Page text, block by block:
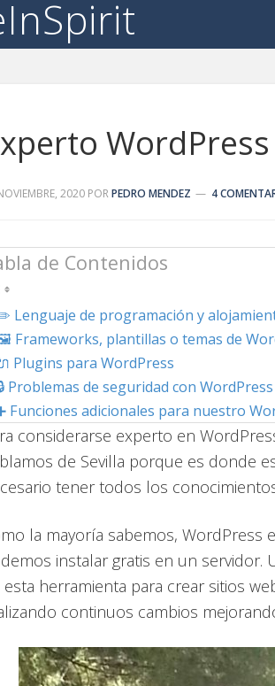
2020 PORPEDRO MENDEZ 4
de Contenidos
Lenguaje de programación y
Frameworks, plantillas o temas de
Plugins para WordPress
Problemas de seguridad con WordPress
Funciones adicionales para nuestro
considerarse experto en
de Sevilla porque es donde
tener todos los
la mayoría sabemos, WordPress
instalar gratis en un servidor.
esta herramienta para crear sitios
continuos cambios